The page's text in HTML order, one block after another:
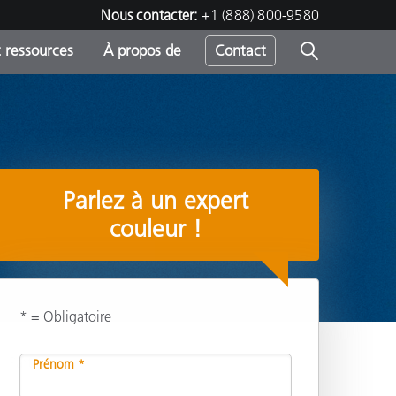
Nous contacter: +1 (888) 800-9580
À propos de Contact
Partager
Parlez à un expert
couleur !
* = Obligatoire
Prénom *